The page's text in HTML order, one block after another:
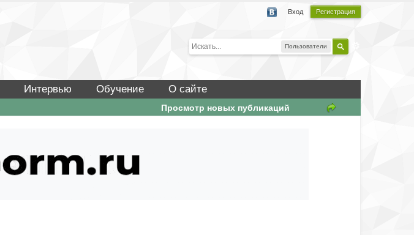
Вход Регистрация
Пользователи
Интервью Обучение О сайте
Просмотр новых публикаций